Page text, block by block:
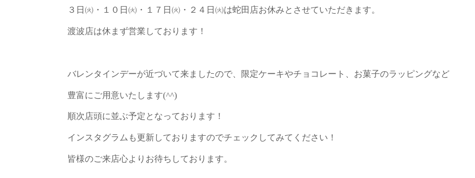
３日㈫・１０日㈫・１７日㈫・２４日㈫は蛇田店お休みとさせていただきます。
渡波店は休まず営業しております！
バレンタインデーが近づいて来ましたので、限定ケーキやチョコレート、お菓子のラッピングなど
豊富にご用意いたします(^^)
順次店頭に並ぶ予定となっております！
インスタグラムも更新しておりますのでチェックしてみてください！
皆様のご来店心よりお待ちしております。